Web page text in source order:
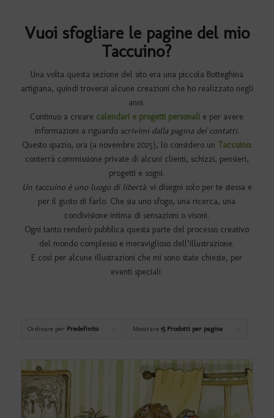
Vuoi sfogliare le pagine del mio
Taccuino?
Una volta questa sezione del sito era una piccola Botteghina
artigiana, quindi troverai alcune creazioni che ho realizzato negli
anni.
Continuo a creare calendari e progetti personali e per avere
informazioni a riguardo scrivimi dalla pagina dei contatti.
Questo spazio, ora (a novembre 2025), lo considero un Taccuino:
conterrà commissione private di alcuni clienti, schizzi, pensieri,
progetti e sogni.
Un taccuino è uno luogo di libertà: vi disegni solo per te stessa e
per il gusto di farlo. Che sia uno sfogo, una ricerca, una
condivisione intima di sensazioni o visoni.
Ogni tanto renderò pubblica questa parte del processo creativo
del mondo complesso e meraviglioso dell’illustrazione.
E così per alcune illustrazioni che mi sono state chieste, per
eventi speciali.
Ordinare per Predefinito Mostrare 15 Prodotti per pagina